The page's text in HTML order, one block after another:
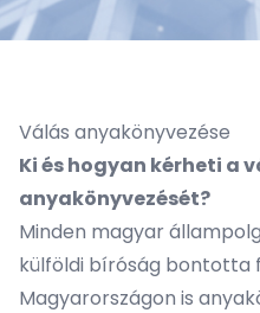
Válás anyakönyvezése
Ki és hogyan kérheti a
anyakönyvezését?
Minden magyar
külföldi bíróság bontotta
Magyarországon is